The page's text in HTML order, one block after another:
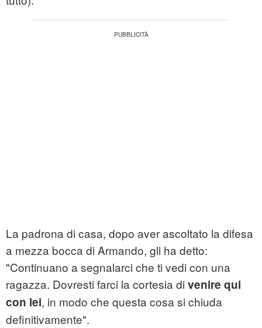
La padrona di casa, dopo aver ascoltato la difesa
a mezza bocca di Armando, gli ha detto:
"Continuano a segnalarci che ti vedi con una
ragazza. Dovresti farci la cortesia di venire qui
con lei, in modo che questa cosa si chiuda
definitivamente".